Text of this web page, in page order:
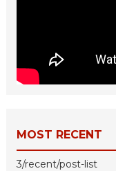
MOST RECENT
3/recent/post-list